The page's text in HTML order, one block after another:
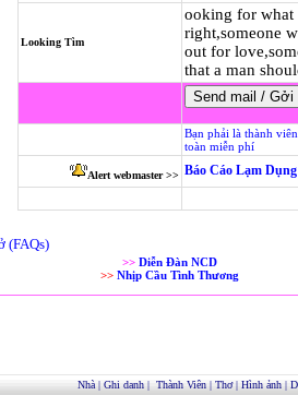
Looking Tìm
ooking for
right,someone
out for
that a man
Bạn phải là thành
toàn miễn phí
Alert webmaster >> Báo Cáo Lạm
(FAQs)
>> Diễn Đàn NCD
>> Nhịp Cầu Tình Thương
Nhà| Ghi danh| Thành Viên| Thơ| Hình ảnh|